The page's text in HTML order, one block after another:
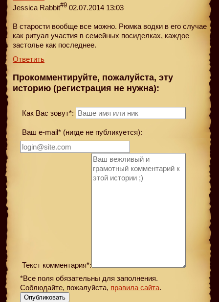
Jessica Rabbit#9 02.07.2014 13:03
В старости вообще все можно. Рюмка водки в его случае
как ритуал участия в семейных посиделках, каждое
застолье как последнее.
Ответить
Прокомментируйте, пожалуйста, эту
историю (регистрация не нужна):
Как Вас зовут*:
Ваш e-mail* (нигде не публикуется):
Текст комментария*:
*Все поля обязательны для заполнения.
Соблюдайте, пожалуйста, правила сайта.
Опубликовать